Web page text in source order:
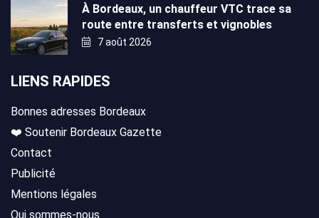
À Bordeaux, un chauffeur VTC trace sa
route entre transferts et vignobles
7 août 2026
LIENS RAPIDES
Bonnes adresses Bordeaux
❤️ Soutenir Bordeaux Gazette
Contact
Publicité
Mentions légales
Qui sommes-nous